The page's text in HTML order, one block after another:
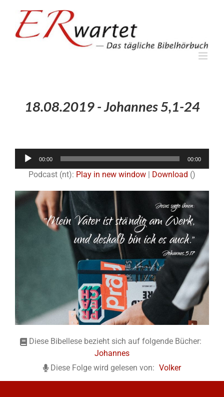
springen
18.08.2019 - Johannes 5,1-24
00:00 00:00
Podcast (nt): Play in new window | Download ()
Diese Bibellese bezieht sich auf folgende Bücher:
Johannes
Diese Folge wird gelesen von: Volker